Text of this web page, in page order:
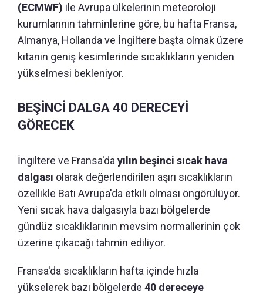
(ECMWF) ile Avrupa ülkelerinin meteoroloji
kurumlarının tahminlerine göre, bu hafta Fransa,
Almanya, Hollanda ve İngiltere başta olmak üzere
kıtanın geniş kesimlerinde sıcaklıkların yeniden
yükselmesi bekleniyor.
BEŞİNCİ DALGA 40 DERECEYİ
GÖRECEK
İngiltere ve Fransa'da yılın beşinci sıcak hava
dalgası olarak değerlendirilen aşırı sıcaklıkların
özellikle Batı Avrupa'da etkili olması öngörülüyor.
Yeni sıcak hava dalgasıyla bazı bölgelerde
gündüz sıcaklıklarının mevsim normallerinin çok
üzerine çıkacağı tahmin ediliyor.
Fransa'da sıcaklıkların hafta içinde hızla
yükselerek bazı bölgelerde 40 dereceye